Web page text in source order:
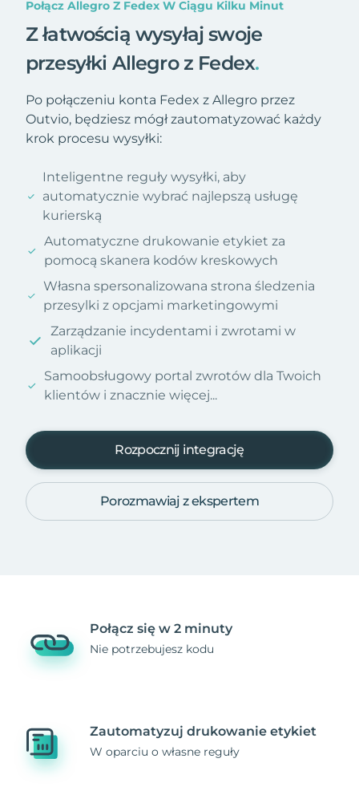
Połącz Allegro Z Fedex W Ciągu Kilku Minut
Z łatwością wysyłaj swoje
przesyłki Allegro z Fedex.
Po połączeniu konta Fedex z Allegro przez
Outvio, będziesz mógł zautomatyzować każdy
krok procesu wysyłki:
Inteligentne reguły wysyłki, aby
automatycznie wybrać najlepszą usługę
kurierską
Automatyczne drukowanie etykiet za
pomocą skanera kodów kreskowych
Własna spersonalizowana strona śledzenia
przesylki z opcjami marketingowymi
Zarządzanie incydentami i zwrotami w
aplikacji
Samoobsługowy portal zwrotów dla Twoich
klientów i znacznie więcej...
Rozpocznij integrację
Porozmawiaj z ekspertem
Połącz się w 2 minuty
Nie potrzebujesz kodu
Zautomatyzuj drukowanie etykiet
W oparciu o własne reguły